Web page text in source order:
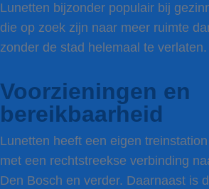
Lunetten bijzonder populair bij
die op zoek zijn naar meer ruimte
zonder de stad helemaal te verlaten.
Voorzieningen en
bereikbaarheid
Lunetten heeft een eigen
met een rechtstreekse verbinding
Den Bosch en verder. Daarnaast is